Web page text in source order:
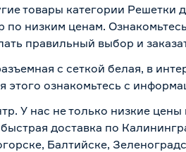
товары категории Решетки
по низким ценам.
правильный выбор и
с сеткой белая, в
ознакомьтесь с
У нас не только низкие цены
доставка по
Балтийске,